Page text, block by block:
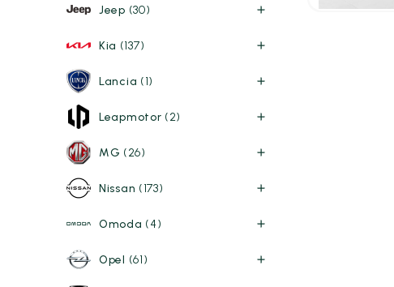
Jeep (30)
Kia (137)
Lancia (1)
Leapmotor (2)
MG (26)
Nissan (173)
Omoda (4)
Opel (61)